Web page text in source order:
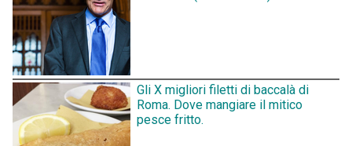
Gli X migliori filetti di baccalà di
Roma. Dove mangiare il mitico
pesce fritto.